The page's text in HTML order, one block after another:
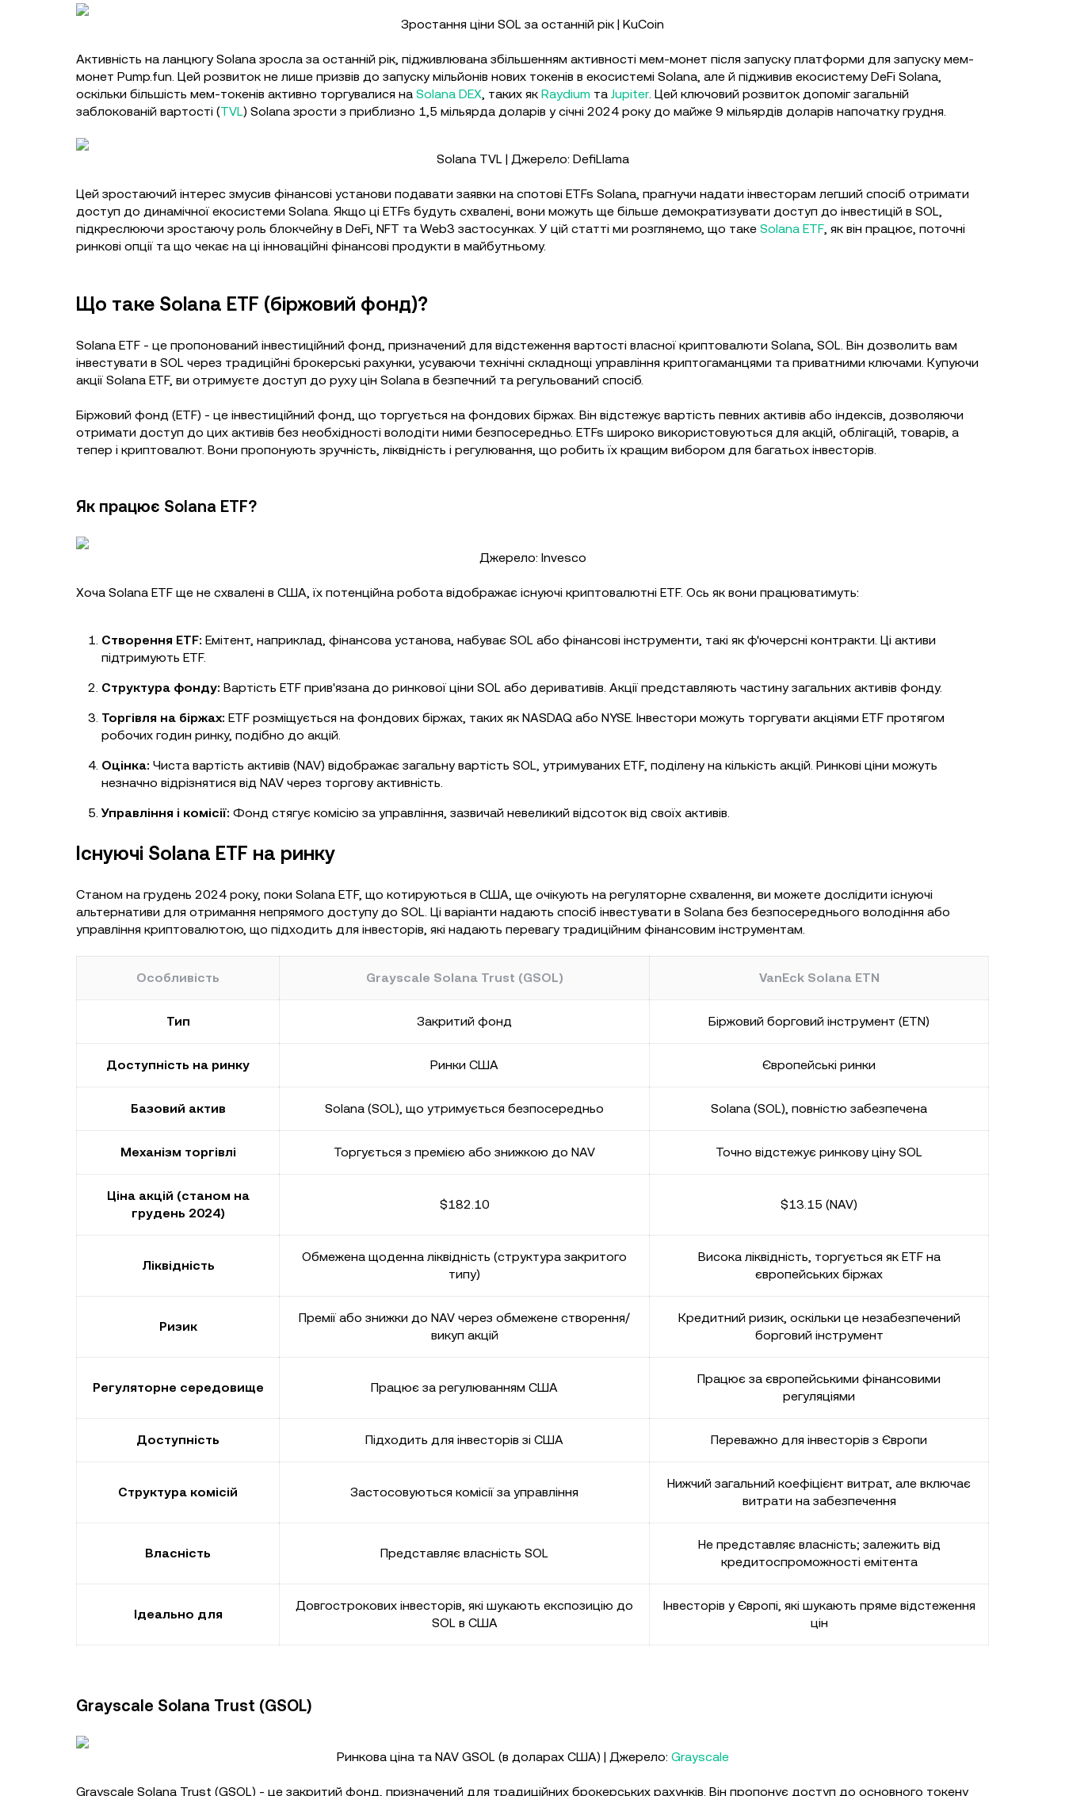
Зростання ціни SOL за останній рік | KuCoin
Активність на ланцюгу Solana зросла за останній рік, підживлювана збільшенням активності мем-монет після запуску платформи для запуску мем-
монет Pump.fun. Цей розвиток не лише призвів до запуску мільйонів нових токенів в екосистемі Solana, але й підживив екосистему DeFi Solana,
оскільки більшість мем-токенів активно торгувалися на Solana DEX, таких як Raydium та Jupiter. Цей ключовий розвиток допоміг загальній
заблокованій вартості (TVL) Solana зрости з приблизно 1,5 мільярда доларів у січні 2024 року до майже 9 мільярдів доларів напочатку грудня.
Solana TVL | Джерело: DefiLlama
Цей зростаючий інтерес змусив фінансові установи подавати заявки на спотові ETFs Solana, прагнучи надати інвесторам легший спосіб отримати
доступ до динамічної екосистеми Solana. Якщо ці ETFs будуть схвалені, вони можуть ще більше демократизувати доступ до інвестицій в SOL,
підкреслюючи зростаючу роль блокчейну в DeFi, NFT та Web3 застосунках. У цій статті ми розглянемо, що таке Solana ETF, як він працює, поточні
ринкові опції та що чекає на ці інноваційні фінансові продукти в майбутньому.
Що таке Solana ETF (біржовий фонд)?
Solana ETF - це пропонований інвестиційний фонд, призначений для відстеження вартості власної криптовалюти Solana, SOL. Він дозволить вам
інвестувати в SOL через традиційні брокерські рахунки, усуваючи технічні складнощі управління криптогаманцями та приватними ключами. Купуючи
акції Solana ETF, ви отримуєте доступ до руху цін Solana в безпечний та регульований спосіб.
Біржовий фонд (ETF) - це інвестиційний фонд, що торгується на фондових біржах. Він відстежує вартість певних активів або індексів, дозволяючи
отримати доступ до цих активів без необхідності володіти ними безпосередньо. ETFs широко використовуються для акцій, облігацій, товарів, а
тепер і криптовалют. Вони пропонують зручність, ліквідність і регулювання, що робить їх кращим вибором для багатьох інвесторів.
Як працює Solana ETF?
Джерело: Invesco
Хоча Solana ETF ще не схвалені в США, їх потенційна робота відображає існуючі криптовалютні ETF. Ось як вони працюватимуть:
Створення ETF: Емітент, наприклад, фінансова установа, набуває SOL або фінансові інструменти, такі як ф'ючерсні контракти. Ці активи
підтримують ETF.
Структура фонду: Вартість ETF прив'язана до ринкової ціни SOL або деривативів. Акції представляють частину загальних активів фонду.
Торгівля на біржах: ETF розміщується на фондових біржах, таких як NASDAQ або NYSE. Інвестори можуть торгувати акціями ETF протягом
робочих годин ринку, подібно до акцій.
Оцінка: Чиста вартість активів (NAV) відображає загальну вартість SOL, утримуваних ETF, поділену на кількість акцій. Ринкові ціни можуть
незначно відрізнятися від NAV через торгову активність.
Управління і комісії: Фонд стягує комісію за управління, зазвичай невеликий відсоток від своїх активів.
Існуючі Solana ETF на ринку
Станом на грудень 2024 року, поки Solana ETF, що котируються в США, ще очікують на регуляторне схвалення, ви можете дослідити існуючі
альтернативи для отримання непрямого доступу до SOL. Ці варіанти надають спосіб інвестувати в Solana без безпосереднього володіння або
управління криптовалютою, що підходить для інвесторів, які надають перевагу традиційним фінансовим інструментам.
Особливість Grayscale Solana Trust (GSOL) VanEck Solana ETN
Тип Закритий фонд Біржовий борговий інструмент (ETN)
Доступність на ринку Ринки США Європейські ринки
Базовий актив Solana (SOL), що утримується безпосередньо Solana (SOL), повністю забезпечена
Механізм торгівлі Торгується з премією або знижкою до NAV Точно відстежує ринкову ціну SOL
Ціна акцій (станом на
грудень 2024)
$182.10 $13.15 (NAV)
Ліквідність
Обмежена щоденна ліквідність (структура закритого
типу)
Висока ліквідність, торгується як ETF на
європейських біржах
Ризик
Премії або знижки до NAV через обмежене створення/
викуп акцій
Кредитний ризик, оскільки це незабезпечений
борговий інструмент
Регуляторне середовище Працює за регулюванням США
Працює за європейськими фінансовими
регуляціями
Доступність Підходить для інвесторів зі США Переважно для інвесторів з Європи
Структура комісій Застосовуються комісії за управління
Нижчий загальний коефіцієнт витрат, але включає
витрати на забезпечення
Власність Представляє власність SOL
Не представляє власність; залежить від
кредитоспроможності емітента
Ідеально для
Довгострокових інвесторів, які шукають експозицію до
SOL в США
Інвесторів у Європі, які шукають пряме відстеження
цін
Grayscale Solana Trust (GSOL)
Ринкова ціна та NAV GSOL (в доларах США) | Джерело: Grayscale
Grayscale Solana Trust (GSOL) - це закритий фонд, призначений для традиційних брокерських рахунків. Він пропонує доступ до основного токену